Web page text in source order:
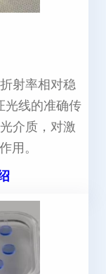
射率相对稳
光线的准确传
介质，对激
用。